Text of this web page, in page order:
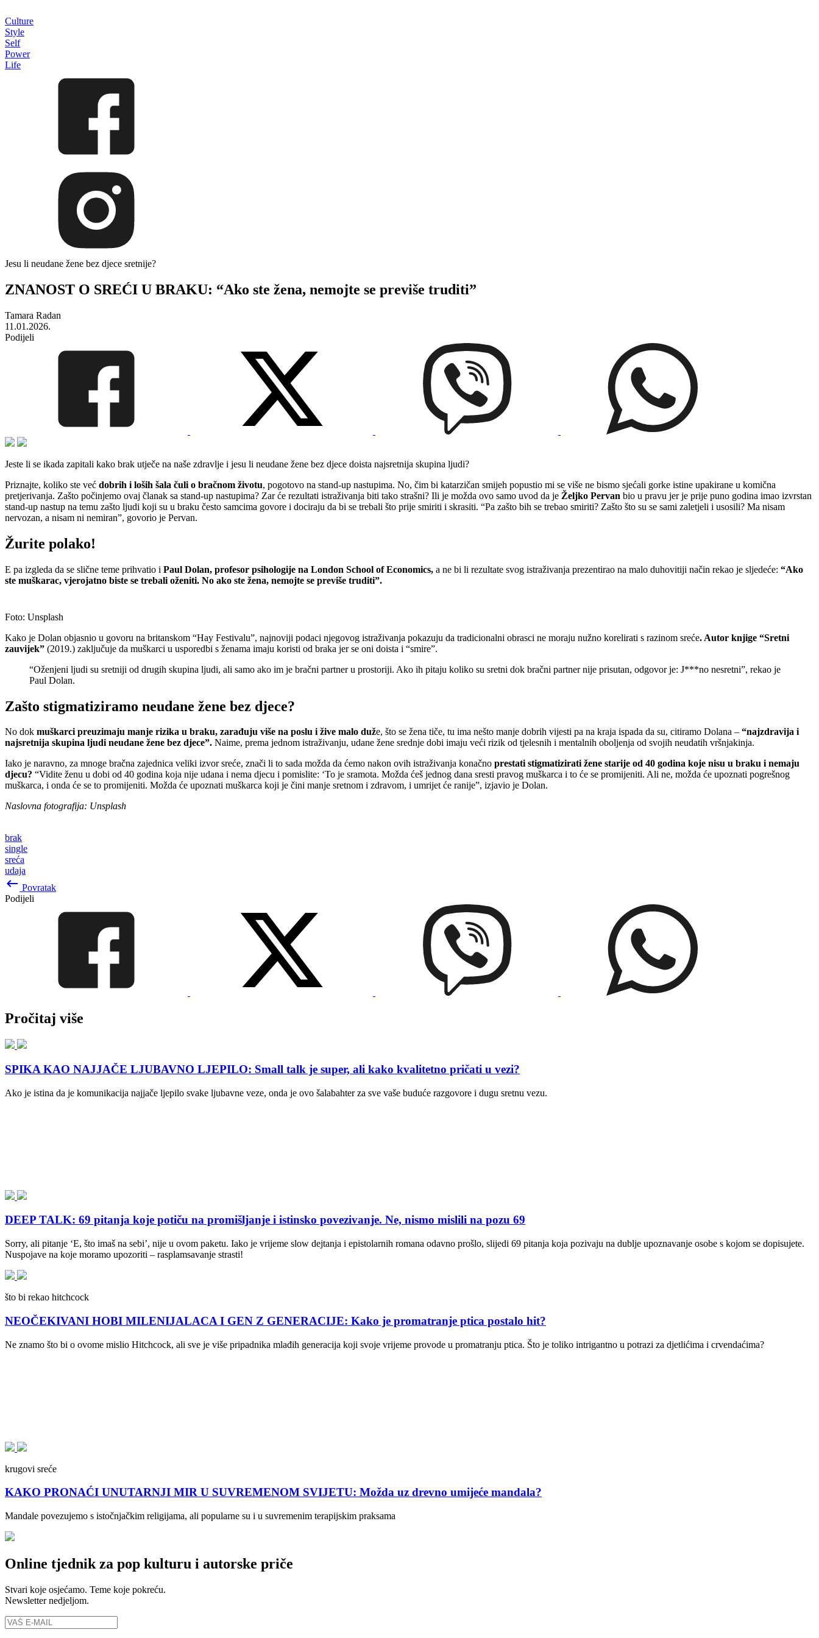
Culture
Style
Self
Power
Life
Jesu li neudane žene bez djece sretnije?
ZNANOST O SREĆI U BRAKU: “Ako ste žena, nemojte se previše truditi”
Tamara Radan
11.01.2026.
Podijeli
Jeste li se ikada zapitali kako brak utječe na naše zdravlje i jesu li neudane žene bez djece doista najsretnija skupina ljudi?
Priznajte, koliko ste već dobrih i loših šala čuli o bračnom životu, pogotovo na stand-up nastupima. No, čim bi katarzičan smijeh popustio mi se više ne bismo sjećali gorke istine upakirane u komična
pretjerivanja. Zašto počinjemo ovaj članak sa stand-up nastupima? Zar će rezultati istraživanja biti tako strašni? Ili je možda ovo samo uvod da je Željko Pervan bio u pravu jer je prije puno godina imao izvrstan
stand-up nastup na temu zašto ljudi koji su u braku često samcima govore i dociraju da bi se trebali što prije smiriti i skrasiti. “Pa zašto bih se trebao smiriti? Zašto što su se sami zaletjeli i usosili? Ma nisam
nervozan, a nisam ni nemiran”, govorio je Pervan.
Žurite polako!
E pa izgleda da se slične teme prihvatio i Paul Dolan, profesor psihologije na London School of Economics, a ne bi li rezultate svog istraživanja prezentirao na malo duhovitiji način rekao je sljedeće: “Ako
ste muškarac, vjerojatno biste se trebali oženiti. No ako ste žena, nemojte se previše truditi”.
Foto: Unsplash
Kako je Dolan objasnio u govoru na britanskom “Hay Festivalu”, najnoviji podaci njegovog istraživanja pokazuju da tradicionalni obrasci ne moraju nužno korelirati s razinom sreće. Autor knjige “Sretni
zauvijek” (2019.) zaključuje da muškarci u usporedbi s ženama imaju koristi od braka jer se oni doista i “smire”.
“Oženjeni ljudi su sretniji od drugih skupina ljudi, ali samo ako im je bračni partner u prostoriji. Ako ih pitaju koliko su sretni dok bračni partner nije prisutan, odgovor je: J***no nesretni”, rekao je
Paul Dolan.
Zašto stigmatiziramo neudane žene bez djece?
No dok muškarci preuzimaju manje rizika u braku, zarađuju više na poslu i žive malo duže, što se žena tiče, tu ima nešto manje dobrih vijesti pa na kraja ispada da su, citiramo Dolana – “najzdravija i
najsretnija skupina ljudi neudane žene bez djece”. Naime, prema jednom istraživanju, udane žene srednje dobi imaju veći rizik od tjelesnih i mentalnih oboljenja od svojih neudatih vršnjakinja.
Iako je naravno, za mnoge bračna zajednica veliki izvor sreće, znači li to sada možda da ćemo nakon ovih istraživanja konačno prestati stigmatizirati žene starije od 40 godina koje nisu u braku i nemaju
djecu? “Vidite ženu u dobi od 40 godina koja nije udana i nema djecu i pomislite: ‘To je sramota. Možda ćeš jednog dana sresti pravog muškarca i to će se promijeniti. Ali ne, možda će upoznati pogrešnog
muškarca, i onda će se to promijeniti. Možda će upoznati muškarca koji je čini manje sretnom i zdravom, i umrijet će ranije”, izjavio je Dolan.
Naslovna fotografija: Unsplash
brak
single
sreća
udaja
keyboard_backspace Povratak
Podijeli
Pročitaj više
SPIKA KAO NAJJAČE LJUBAVNO LJEPILO: Small talk je super, ali kako kvalitetno pričati u vezi?
Ako je istina da je komunikacija najjače ljepilo svake ljubavne veze, onda je ovo šalabahter za sve vaše buduće razgovore i dugu sretnu vezu.
DEEP TALK: 69 pitanja koje potiču na promišljanje i istinsko povezivanje. Ne, nismo mislili na pozu 69
Sorry, ali pitanje ‘E, što imaš na sebi’, nije u ovom paketu. Iako je vrijeme slow dejtanja i epistolarnih romana odavno prošlo, slijedi 69 pitanja koja pozivaju na dublje upoznavanje osobe s kojom se dopisujete.
Nuspojave na koje moramo upozoriti – rasplamsavanje strasti!
što bi rekao hitchcock
NEOČEKIVANI HOBI MILENIJALACA I GEN Z GENERACIJE: Kako je promatranje ptica postalo hit?
Ne znamo što bi o ovome mislio Hitchcock, ali sve je više pripadnika mlađih generacija koji svoje vrijeme provode u promatranju ptica. Što je toliko intrigantno u potrazi za djetlićima i crvendaćima?
krugovi sreće
KAKO PRONAĆI UNUTARNJI MIR U SUVREMENOM SVIJETU: Možda uz drevno umijeće mandala?
Mandale povezujemo s istočnjačkim religijama, ali popularne su i u suvremenim terapijskim praksama
Online tjednik za pop kulturu i autorske priče
Stvari koje osjećamo. Teme koje pokreću.
Newsletter nedjeljom.